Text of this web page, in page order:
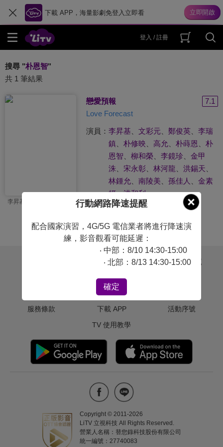
下載 APP，海量影劇免登入立即看
登入 / 註冊
搜尋 "朴恩智"
共 1 筆結果
李昇基可能會愛你
戀愛預報
7.1
Love Forecast
演員： 李昇基 文彩元 鄭俊英、 李瑞
鎮、 朴修映 高允、 朴蒔恩
朴
恩智
柳和榮 李鏡珍
金甲
洙、 宋永彰、 林河龍 洪錫天
林鍾允、 南陵美 孫佳人
金素
妍、洪和利
導演：朴鎮表
#外遇
服務條款
用戶幫助
聯絡我們
常見問題
下載 APP
TV 使用教學
體驗＆序號
活動序號
Copyright © 2011-2026
LiTV 立視科技 All Rights Reserved.
營業人名稱：替您錄科技股份有限公司
統一編號：27740083
行動網路降速提醒
配合國家演習，4G/5G 電信業者將進行降速演
練，影音觀看可能延遲：
‧ 中部：8/10 14:30-15:00
‧ 北部：8/13 14:30-15:00
確定